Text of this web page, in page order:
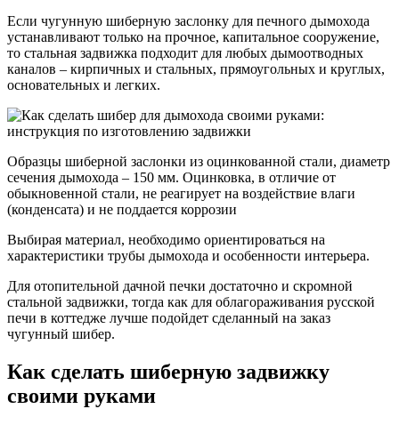
Если чугунную шиберную заслонку для печного дымохода
устанавливают только на прочное, капитальное сооружение,
то стальная задвижка подходит для любых дымоотводных
каналов – кирпичных и стальных, прямоугольных и круглых,
основательных и легких.
Образцы шиберной заслонки из оцинкованной стали, диаметр
сечения дымохода – 150 мм. Оцинковка, в отличие от
обыкновенной стали, не реагирует на воздействие влаги
(конденсата) и не поддается коррозии
Выбирая материал, необходимо ориентироваться на
характеристики трубы дымохода и особенности интерьера.
Для отопительной дачной печки достаточно и скромной
стальной задвижки, тогда как для облагораживания русской
печи в коттедже лучше подойдет сделанный на заказ
чугунный шибер.
Как сделать шиберную задвижку
своими руками